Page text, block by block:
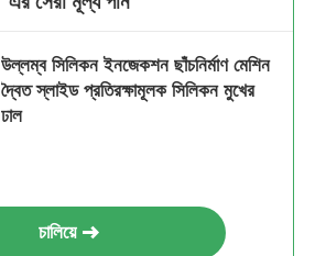
উল্লম্ব সিলিকন ইনজেকশন ছাঁচনির্মাণ মেশিন
দ্বৈত স্লাইড প্রতিরক্ষামূলক সিলিকন মুখের
ঢাল
চালিয়ে